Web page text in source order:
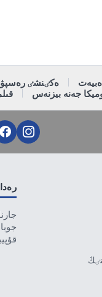
ەكٸنشٸ
جەنە بيزنەس